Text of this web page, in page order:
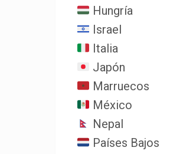
Hungría
Israel
Italia
Japón
Marruecos
México
Nepal
Países Bajos